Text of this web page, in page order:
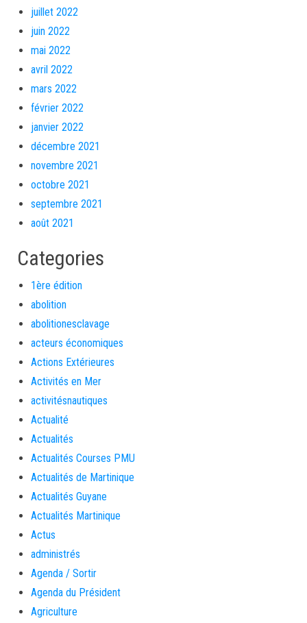
juillet 2022
juin 2022
mai 2022
avril 2022
mars 2022
février 2022
janvier 2022
décembre 2021
novembre 2021
octobre 2021
septembre 2021
août 2021
Categories
1ère édition
abolition
abolitionesclavage
acteurs économiques
Actions Extérieures
Activités en Mer
activitésnautiques
Actualité
Actualités
Actualités Courses PMU
Actualités de Martinique
Actualités Guyane
Actualités Martinique
Actus
administrés
Agenda / Sortir
Agenda du Président
Agriculture